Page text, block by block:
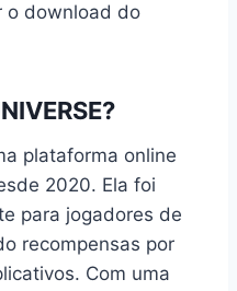
o download do
plataforma online
2020. Ela foi
para jogadores de
recompensas por
Com uma